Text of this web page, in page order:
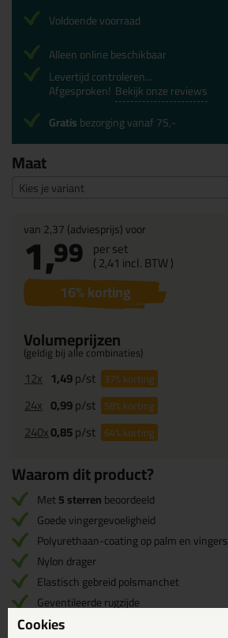
Maat
Kies je variant
van2,37(adviesprijs) voor
1,99 per set
(2,41 incl. BTW )
16% korting
Volumeprijzen
(geldig bij alle combinaties)
12x 1,49p/st 37%korting
24x 0,99p/st 58%korting
240x0,85p/st 64%korting
Voldoende voorraad
Alleen online beschikbaar
Levertijd controleren...
Afgesproken! Bekijk onze reviews
Gratisbezorging vanaf 75,-
Waarom dit product?
Met5 sterrenbeoordeeld
Goede vingergevoeligheid
Polyurethaan-coating op palm en vingers
Nylon drager
Elastisch gebreid polsmanchet
Geventileerde rugzijde
Cookies